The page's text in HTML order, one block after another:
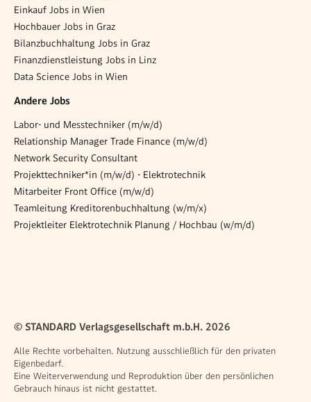
Einkauf Jobs in Wien
Hochbauer Jobs in Graz
Bilanzbuchhaltung Jobs in Graz
Finanzdienstleistung Jobs in Linz
Data Science Jobs in Wien
Andere Jobs
Labor- und Messtechniker (m/w/d)
Relationship Manager Trade Finance (m/w/d)
Network Security Consultant
Projekttechniker*in (m/w/d) - Elektrotechnik
Mitarbeiter Front Office (m/w/d)
Teamleitung Kreditorenbuchhaltung (w/m/x)
Projektleiter Elektrotechnik Planung / Hochbau (w/m/d)
© STANDARD Verlagsgesellschaft m.b.H. 2026
Alle Rechte vorbehalten. Nutzung ausschließlich für den privaten
Eigenbedarf.
Eine Weiterverwendung und Reproduktion über den persönlichen
Gebrauch hinaus ist nicht gestattet.